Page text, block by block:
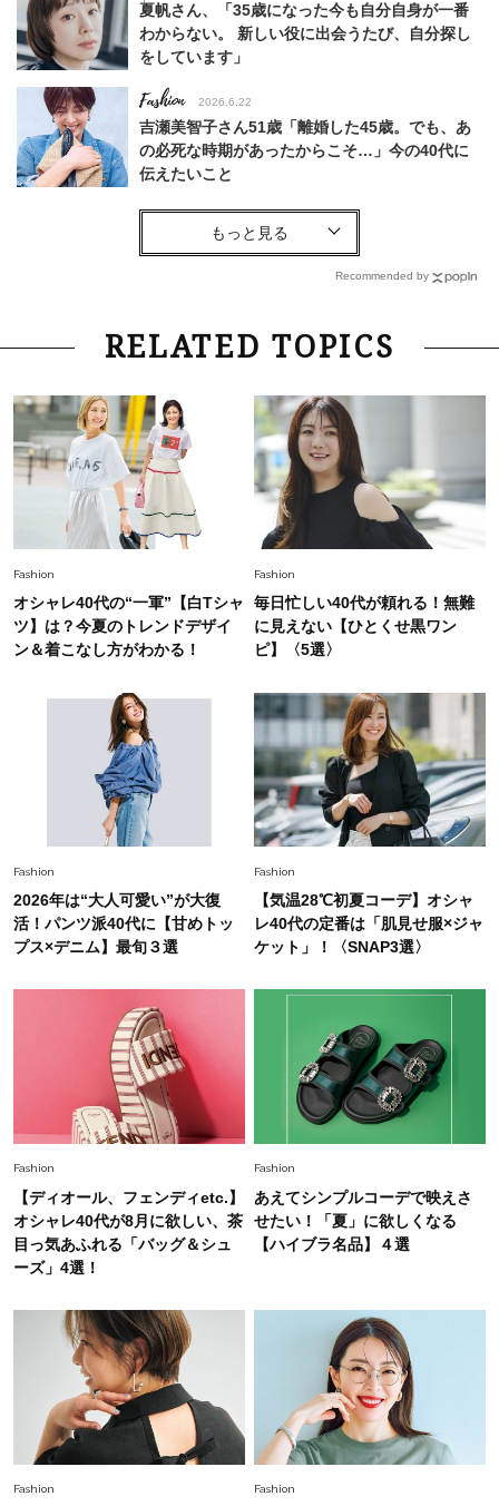
夏帆さん、「35歳になった今も自分自身が一番
わからない。 新しい役に出会うたび、自分探し
をしています」
Fashion 2026.6.22
吉瀬美智子さん51歳「離婚した45歳。でも、あ
の必死な時期があったからこそ…」今の40代に
伝えたいこと
Fashion
【40代コンサバ派】白Tシャツは「パール×ゴー
Lifestyle 2026.7.29
「お若いですね」は褒め言葉？“若い＝美しい”と
ーレス連載22】
Lifestyle 2026.8.6
26年夏の【開運アクション】は”ひと拭き”習
慣！「金運アップ→トイレ、じゃあ底上げ運
2026.5.22
梅宮アンナさん 電撃婚から1年、家族の価値観
を育み中「理想の暮らしよりも今の心地よさを選
んだ」
中村ゆりさん「40代になり、やっと“仕事以外の
幸福感”に目が向いた」ライフスタイルも、服も
Fashion
白黒でもこんなに華やぐ！40代、夏の「甘めト
ップス×パンツ」コーデ〈3選〉
Fashion 2026.5.29
40代の夏通勤はこれ１着！「きちんと感」も
Fashion
今、40代の「メガネ＆サングラス」のトレンド
に更新あり！“黒ぶち以外”が新定番に
旬着こなし3選。地味見え回避のコツは「バッグ
選び」！
いめハーフパンツでモードに昇華
Fashion
スタイリストが本気で推す！40代がほどよく華
やぐ【甘め黒アイテム】3選
Recommended by
RELATED TOPICS
Fashion
オシャレ40代の“一軍”【白Tシャ
ツ】は？今夏のトレンドデザイ
ン＆着こなし方がわかる！
Fashion
毎日忙しい40代が頼れる！無難
に見えない【ひとくせ黒ワン
ピ】〈5選〉
Fashion
2026年は“大人可愛い”が大復
活！パンツ派40代に【甘めトッ
プス×デニム】最旬３選
Fashion
【気温28℃初夏コーデ】オシャ
レ40代の定番は「肌見せ服×ジャ
ケット」！〈SNAP3選〉
Fashion
【ディオール、フェンディetc.】
オシャレ40代が8月に欲しい、茶
目っ気あふれる「バッグ＆シュ
ーズ」4選！
Fashion
あえてシンプルコーデで映えさ
せたい！「夏」に欲しくなる
【ハイブラ名品】４選
Fashion Fashion